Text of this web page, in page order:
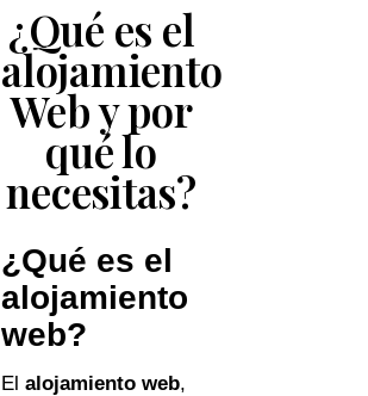
¿Qué es el
alojamiento
Web y por
qué lo
necesitas?
¿Qué es el
alojamiento
web?
El alojamiento web,